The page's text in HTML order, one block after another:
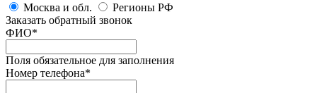
Москва и обл.
Регионы РФ
Заказать обратный звонок
ФИО*
Поля обязательное для заполнения
Номер телефона*